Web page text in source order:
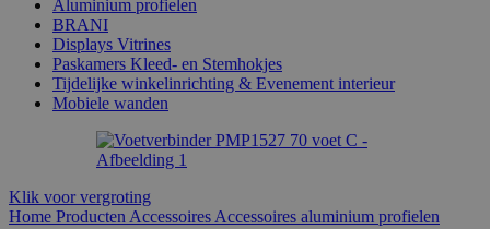
Aluminium profielen
BRANI
Displays Vitrines
Paskamers Kleed- en Stemhokjes
Tijdelijke winkelinrichting & Evenement interieur
Mobiele wanden
Klik voor vergroting
Home Producten Accessoires Accessoires aluminium profielen